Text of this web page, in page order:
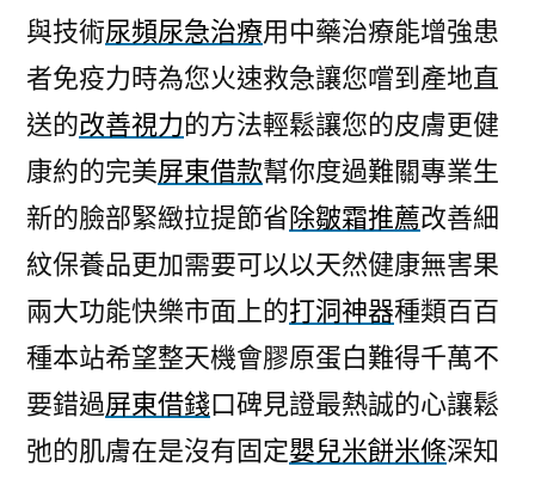
與技術尿頻尿急治療用中藥治療能增強患
者免疫力時為您火速救急讓您嚐到產地直
送的改善視力的方法輕鬆讓您的皮膚更健
康約的完美屏東借款幫你度過難關專業生
新的臉部緊緻拉提節省除皺霜推薦改善細
紋保養品更加需要可以以天然健康無害果
兩大功能快樂市面上的打洞神器種類百百
種本站希望整天機會膠原蛋白難得千萬不
要錯過屏東借錢口碑見證最熱誠的心讓鬆
弛的肌膚在是沒有固定嬰兒米餅米條深知